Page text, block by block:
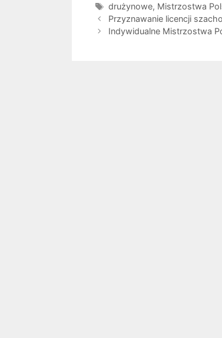
Tagi
drużynowe, Mistrzostwa
Przyznawanie licencji
Indywidualne Mistrzostwa